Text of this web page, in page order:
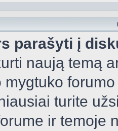
parašyti į
naują temą
mygtuko
turite
ir temoje